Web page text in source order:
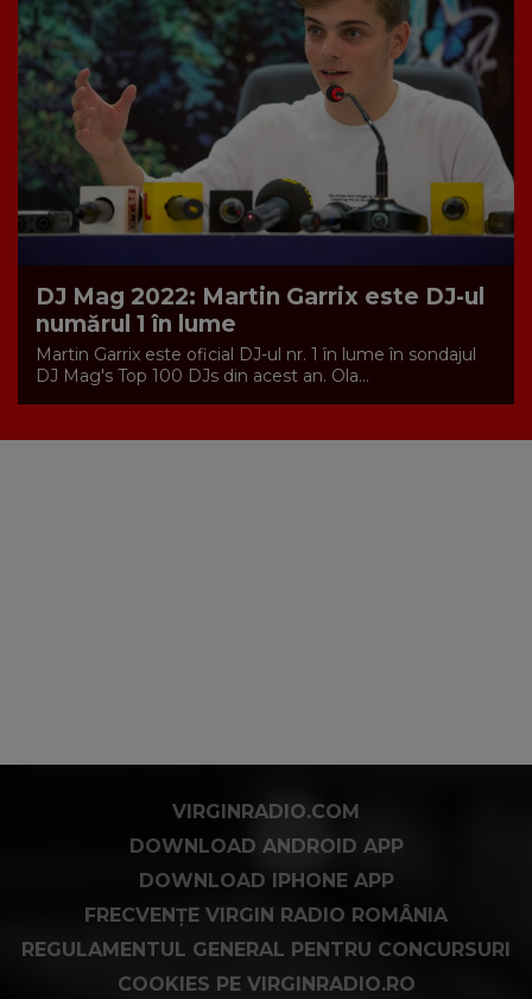
DJ Mag 2022: Martin Garrix este DJ-ul
numărul 1 în lume
Martin Garrix este oficial DJ-ul nr. 1 în lume în sondajul
DJ Mag's Top 100 DJs din acest an. Ola...
VIRGINRADIO.COM
DOWNLOAD ANDROID APP
DOWNLOAD IPHONE APP
FRECVENȚE VIRGIN RADIO ROMÂNIA
REGULAMENTUL GENERAL PENTRU CONCURSURI
COOKIES PE VIRGINRADIO.RO